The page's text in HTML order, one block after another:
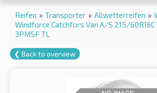
Reifen » Transporter » Allwetterreifen »
Windforce Catchfors Van A/S 215/60R16C
3PMSF TL
❮ Back to overview